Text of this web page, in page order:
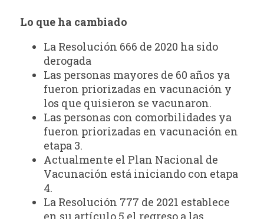
Lo que ha cambiado
La Resolución 666 de 2020 ha sido
derogada
Las personas mayores de 60 años ya
fueron priorizadas en vacunación y
los que quisieron se vacunaron.
Las personas con comorbilidades ya
fueron priorizadas en vacunación en
etapa 3.
Actualmente el Plan Nacional de
Vacunación está iniciando con etapa
4.
La Resolución 777 de 2021 establece
en su artículo 5 el regreso a las